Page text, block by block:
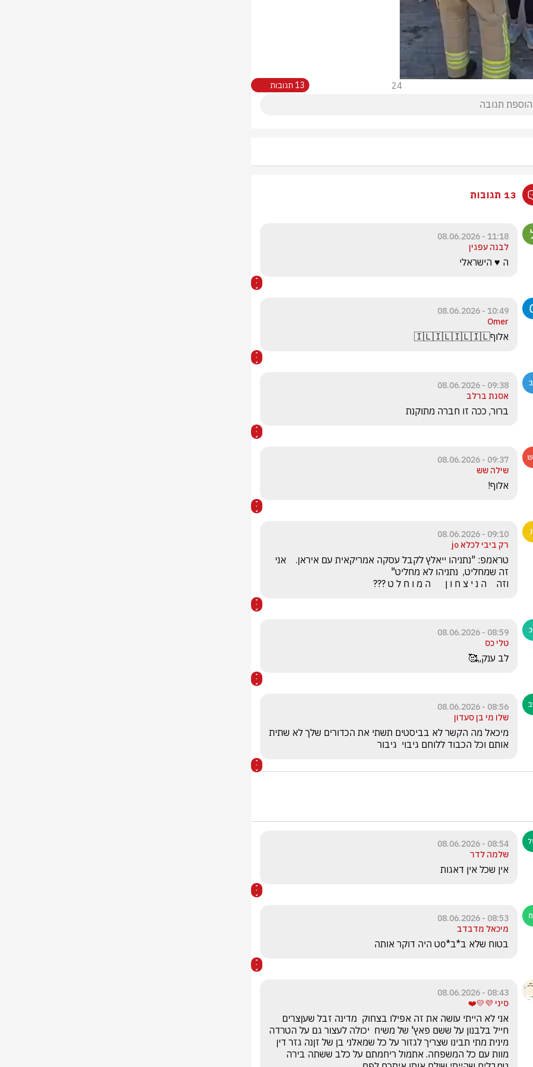
24 13 תגובות
13 תגובות
11:18 - 08.06.2026
לבנה עפגין
ה ♥️ הישראלי
10:49 - 08.06.2026
Omer
אלוף🇮🇱🇮🇱🇮🇱🇮🇱
09:38 - 08.06.2026
אסנת ברלב
ברור, ככה זו חברה מתוקנת
09:37 - 08.06.2026
שילה שש
אלוף!
09:10 - 08.06.2026
רק ביבי לכלא jo
וזה    ה נ י צ ח ו ן      ה מ ו ח ל ט ???
08:59 - 08.06.2026
טלי כס
לב ענק,,🥰
08:56 - 08.06.2026
שלו מי בן סעדון
אותם וכל הכבוד ללוחם גיבוי  גיבור
08:54 - 08.06.2026
שלמה לדר
אין שכל אין דאגות
08:53 - 08.06.2026
מיכאל מדבדב
בטוח שלא ב*ב*0ט היה דוקר אותה
08:43 - 08.06.2026
סיני 💜💛❤️